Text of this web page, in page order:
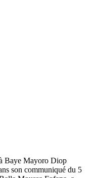
Baye Mayoro Diop
son communiqué du 5